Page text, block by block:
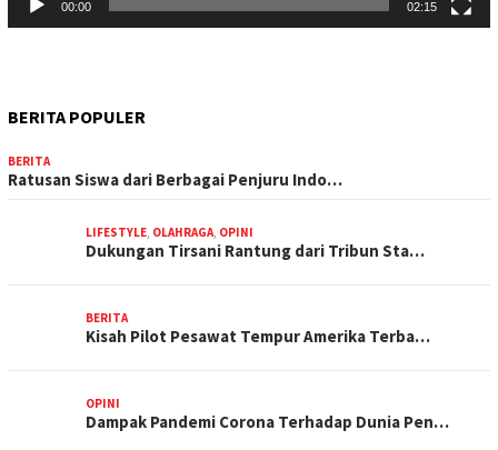
00:00 02:15
BERITA POPULER
BERITA
Ratusan Siswa dari Berbagai Penjuru Indo…
LIFESTYLE, OLAHRAGA, OPINI
Dukungan Tirsani Rantung dari Tribun Sta…
BERITA
Kisah Pilot Pesawat Tempur Amerika Terba…
OPINI
Dampak Pandemi Corona Terhadap Dunia Pen…